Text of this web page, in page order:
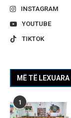
INSTAGRAM
YOUTUBE
TIKTOK
MË TË LEXUARA
1